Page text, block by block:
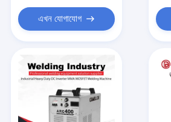
এখন যোগাযোগ